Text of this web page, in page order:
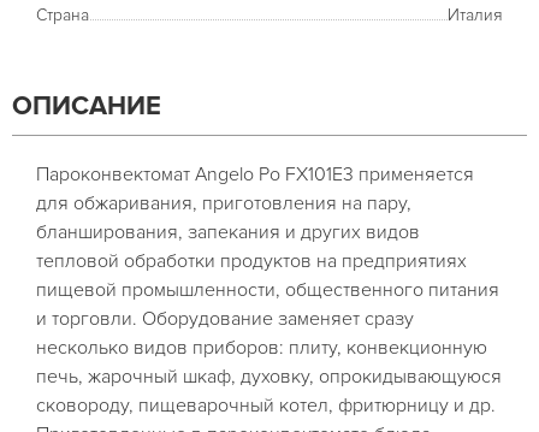
Страна
Италия
ОПИСАНИЕ
Пароконвектомат Angelo Po FX101E3 применяется
для обжаривания, приготовления на пару,
бланширования, запекания и других видов
тепловой обработки продуктов на предприятиях
пищевой промышленности, общественного питания
и торговли. Оборудование заменяет сразу
несколько видов приборов: плиту, конвекционную
печь, жарочный шкаф, духовку, опрокидывающуюся
сковороду, пищеварочный котел, фритюрницу и др.